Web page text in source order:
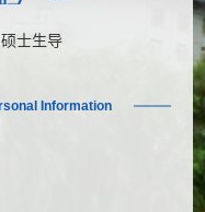
士生导
Information